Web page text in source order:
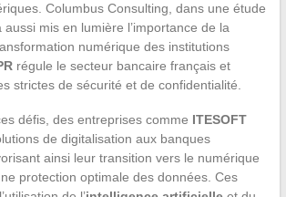
Columbus Consulting, dans une étude
mis en lumière l’importance de la
numérique des institutions
régule le secteur bancaire français et
strictes de sécurité et de confidentialité.
défis, des entreprises comme ITESOFT
de digitalisation aux banques
ainsi leur transition vers le numérique
protection optimale des données. Ces